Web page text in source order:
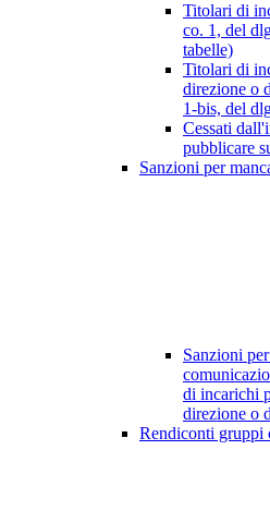
Titolari di
co. 1, del
tabelle)
Titolari di
direzione o
1-bis, del
Cessati
pubblicare
Sanzioni per
Sanzioni
di incarichi
direzione o
Rendiconti gruppi